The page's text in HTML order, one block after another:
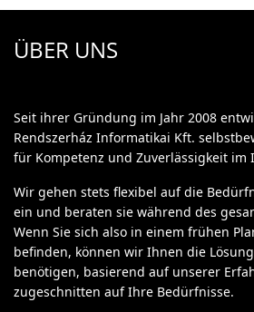
ÜBER UNS
Seit ihrer Gründung im Jahr 2008
Rendszerház Informatikai Kft.
für Kompetenz und Zuverlässigkeit im
Wir gehen stets flexibel auf die
ein und beraten sie während des
Wenn Sie sich also in einem frühen
befinden, können wir Ihnen die
benötigen, basierend auf unserer
zugeschnitten auf Ihre Bedürfnisse.